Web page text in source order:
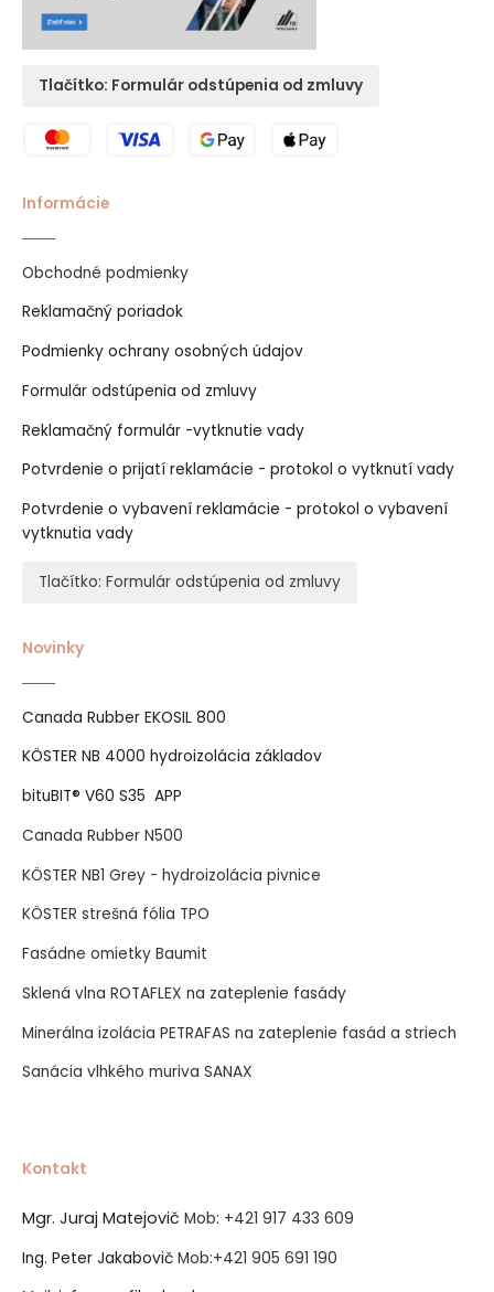
Tlačítko: Formulár odstúpenia od zmluvy
Informácie
Obchodné podmienky
Reklamačný poriadok
Podmienky ochrany osobných údajov
Formulár odstúpenia od zmluvy
Reklamačný formulár -vytknutie vady
Potvrdenie o prijatí reklamácie - protokol o vytknutí vady
Potvrdenie o vybavení reklamácie - protokol o vybavení
vytknutia vady
Tlačítko: Formulár odstúpenia od zmluvy
Novinky
Canada Rubber EKOSIL 800
KÖSTER NB 4000 hydroizolácia základov
bituBIT® V60 S35 APP
Canada Rubber N500
KÖSTER NB1 Grey - hydroizolácia pivnice
KÖSTER strešná fólia TPO
Fasádne omietky Baumit
Sklená vlna ROTAFLEX na zateplenie fasády
Minerálna izolácia PETRAFAS na zateplenie fasád a striech
Sanácia vlhkého muriva SANAX
Kontakt
Mgr. Juraj Matejovič Mob: +421 917 433 609
Ing. Peter Jakabovič Mob:+421 905 691 190